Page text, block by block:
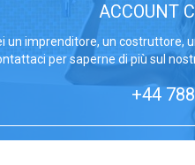
ACCOUNT
un imprenditore, un costruttore,
per saperne di più sul
+44